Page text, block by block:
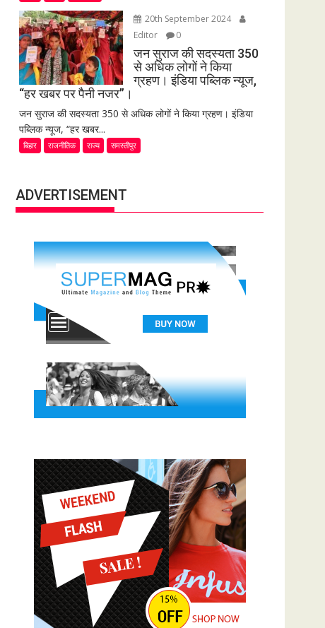
20th September 2024
Editor
0
जन सुराज की सदस्यता 350
से अधिक लोगों ने किया
ग्रहण। इंडिया पब्लिक न्यूज,
“हर खबर पर पैनी नजर”।
जन सुराज की सदस्यता 350 से अधिक लोगों ने किया ग्रहण। इंडिया
पब्लिक न्यूज, “हर खबर...
बिहार राजनीतिक राज्य समस्तीपुर
ADVERTISEMENT